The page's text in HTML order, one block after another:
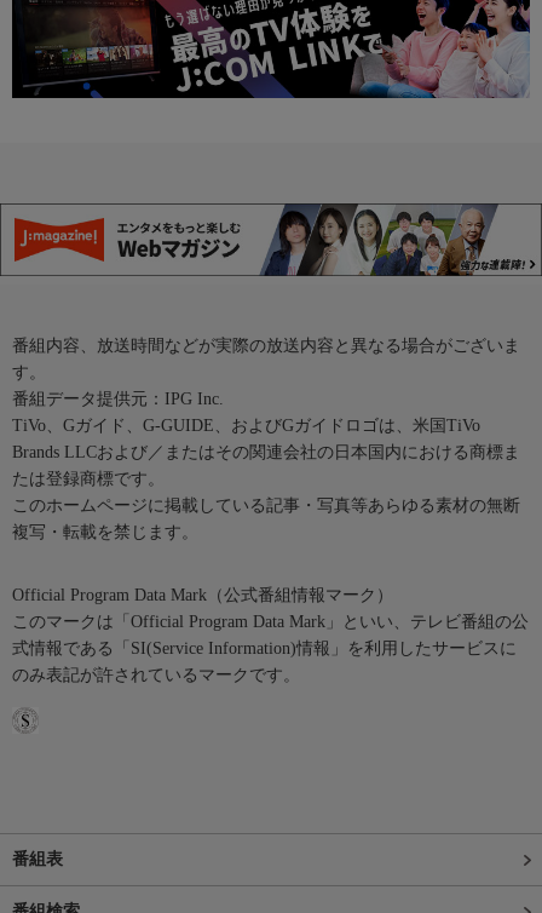
番組内容、放送時間などが実際の放送内容と異なる場合がございま
す。
番組データ提供元：IPG Inc.
TiVo、Gガイド、G-GUIDE、およびGガイドロゴは、米国TiVo
Brands LLCおよび／またはその関連会社の日本国内における商標ま
たは登録商標です。
このホームページに掲載している記事・写真等あらゆる素材の無断
複写・転載を禁じます。
Official Program Data Mark（公式番組情報マーク）
このマークは「Official Program Data Mark」といい、テレビ番組の公
式情報である「SI(Service Information)情報」を利用したサービスに
のみ表記が許されているマークです。
番組表